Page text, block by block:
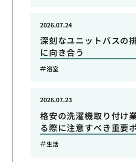
深刻なユニットバスの
に向き合う
2026.07.24
浴室
格安の洗濯機取り付け
る際に注意すべき重要
2026.07.23
生活